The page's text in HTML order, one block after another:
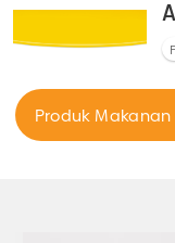
Produk Makanan